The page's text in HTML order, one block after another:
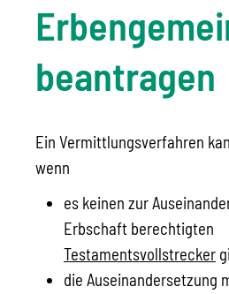
beantragen
Ein Vermittlungsverfahren
wenn
es keinen zur
Erbschaft berechtigten
Testamentsvollstrecker
die Auseinandersetzung